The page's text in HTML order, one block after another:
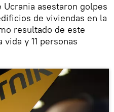
Ucrania asestaron golpes
de viviendas en la
resultado de este
y 11 personas